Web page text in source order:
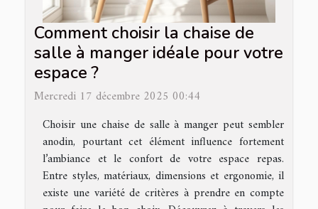
Comment choisir la chaise de
salle à manger idéale pour votre
espace ?
Mercredi 17 décembre 2025 00:44
Choisir une chaise de salle à manger peut sembler
anodin, pourtant cet élément influence fortement
l’ambiance et le confort de votre espace repas.
Entre styles, matériaux, dimensions et ergonomie, il
existe une variété de critères à prendre en compte